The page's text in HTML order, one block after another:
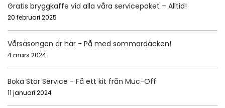
Gratis bryggkaffe vid alla våra servicepaket – Alltid!
20 februari 2025
Vårsäsongen är här - På med sommardäcken!
4 mars 2024
Boka Stor Service - Få ett kit från Muc-Off
11 januari 2024